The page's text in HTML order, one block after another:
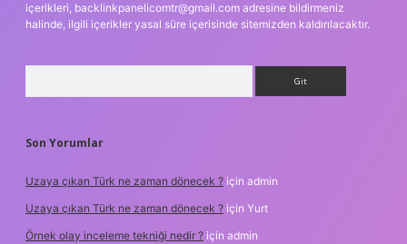
içerikleri, backlinkpanelicomtr@gmail.com adresine bildirmeniz
halinde, ilgili içerikler yasal süre içerisinde sitemizden kaldırılacaktır.
Son Yorumlar
Uzaya çıkan Türk ne zaman dönecek ? için admin
Uzaya çıkan Türk ne zaman dönecek ? için Yurt
Örnek olay inceleme tekniği nedir ? için admin